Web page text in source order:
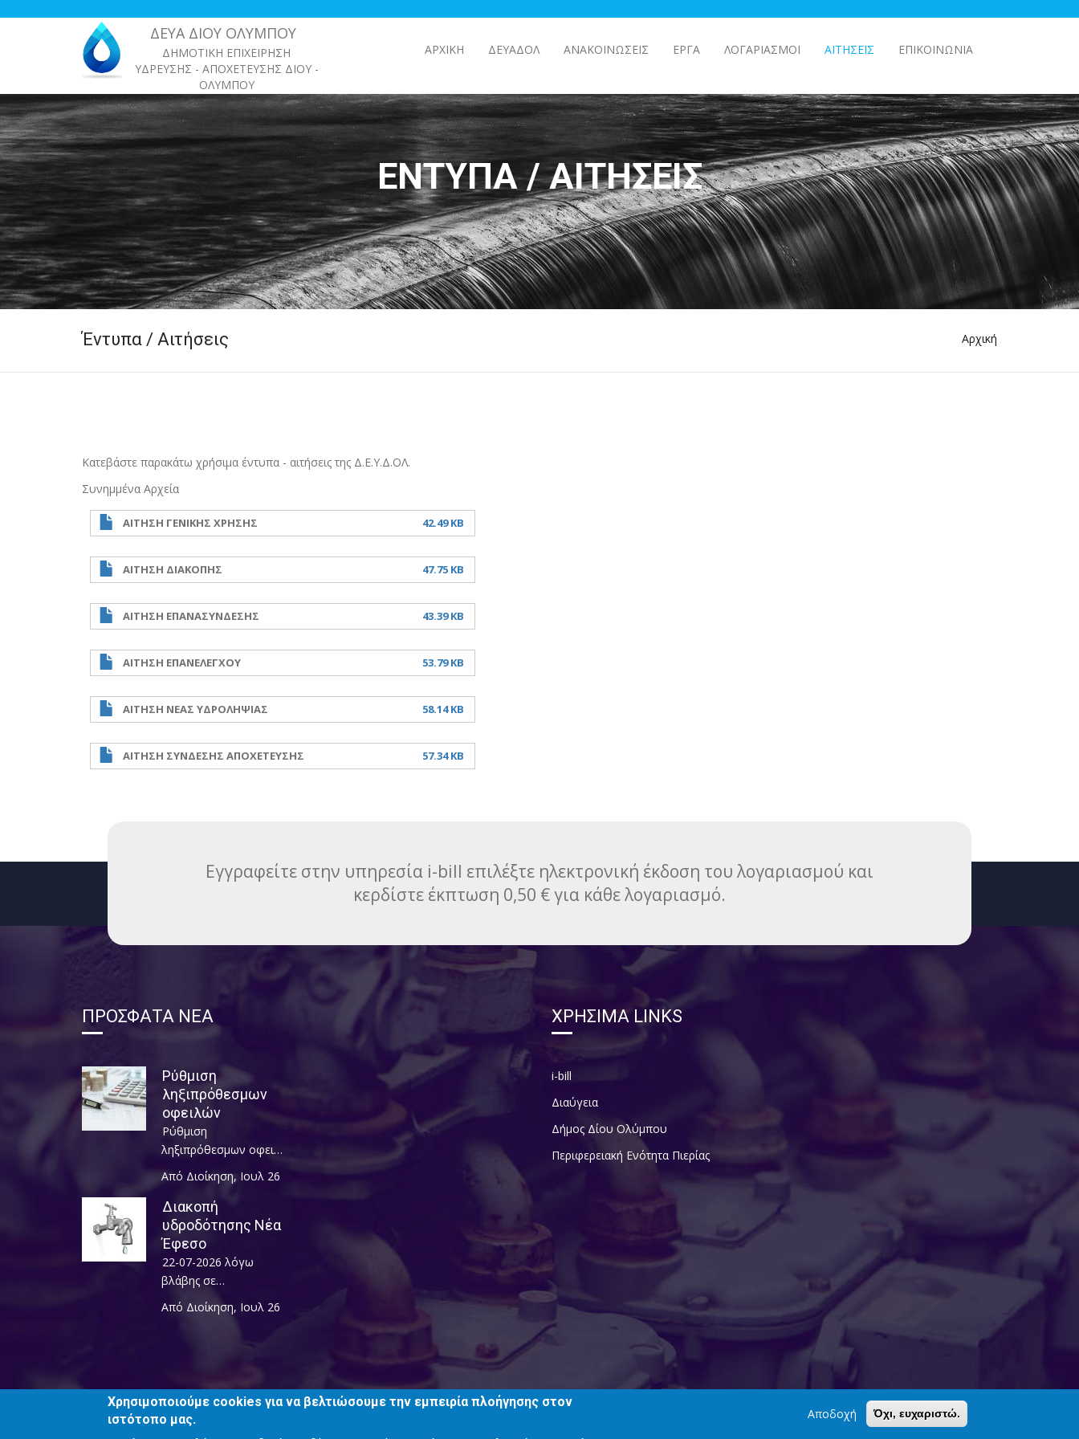
ΔΕΥΑ ΔΙΟΥ ΟΛΥΜΠΟΥ
ΔΗΜΟΤΙΚΗ ΕΠΙΧΕΙΡΗΣΗ
ΥΔΡΕΥΣΗΣ - ΑΠΟΧΕΤΕΥΣΗΣ ΔΙΟΥ -
ΟΛΥΜΠΟΥ
ΑΡΧΙΚΉ ΔΕΥΑΔΟΛ ΑΝΑΚΟΙΝΩΣΕΙΣ ΕΡΓΑ ΛΟΓΑΡΙΑΣΜΟΊ ΑΙΤΉΣΕΙΣ ΕΠΙΚΟΙΝΩΝΊΑ
ΈΝΤΥΠΑ / ΑΙΤΉΣΕΙΣ
Έντυπα / Αιτήσεις Αρχική
Κατεβάστε παρακάτω χρήσιμα έντυπα - αιτήσεις της Δ.Ε.Υ.Δ.ΟΛ.
Συνημμένα Αρχεία
ΑΙΤΗΣΗ ΓΕΝΙΚΗΣ ΧΡΗΣΗΣ 42.49 KB
ΑΙΤΗΣΗ ΔΙΑΚΟΠΗΣ 47.75 KB
ΑΙΤΗΣΗ ΕΠΑΝΑΣΥΝΔΕΣΗΣ 43.39 KB
ΑΙΤΗΣΗ ΕΠΑΝΕΛΕΓΧΟΥ 53.79 KB
ΑΙΤΗΣΗ ΝΕΑΣ ΥΔΡΟΛΗΨΙΑΣ 58.14 KB
ΑΙΤΗΣΗ ΣΥΝΔΕΣΗΣ ΑΠΟΧΕΤΕΥΣΗΣ 57.34 KB
Εγγραφείτε στην υπηρεσία i-bill επιλέξτε ηλεκτρονική έκδοση του λογαριασμού και
κερδίστε έκπτωση 0,50 € για κάθε λογαριασμό.
ΠΡΟΣΦΑΤΑ ΝΕΑ
Ρύθμιση
ληξιπρόθεσμων
οφειλών
Ρύθμιση
ληξιπρόθεσμων οφει…
Από Διοίκηση, Ιουλ 26
Διακοπή
υδροδότησης Νέα
Έφεσο
22-07-2026 λόγω
βλάβης σε…
Από Διοίκηση, Ιουλ 26
ΧΡΗΣΙΜΑ LINKS
i-bill
Διαύγεια
Δήμος Δίου Ολύμπου
Περιφερειακή Ενότητα Πιερίας
Χρησιμοποιούμε cookies για να βελτιώσουμε την εμπειρία πλοήγησης στον
ιστότοπο μας.
Αποδοχή Όχι, ευχαριστώ.